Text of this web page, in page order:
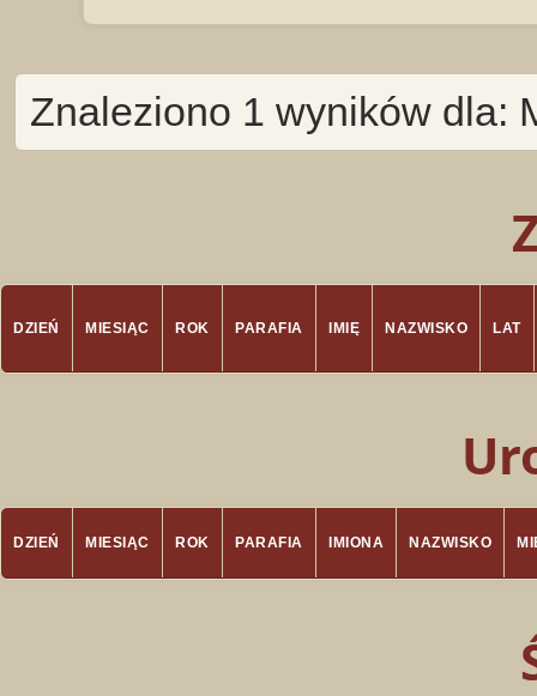
Znaleziono 1 wyników dla:
DZIEŃ MIESIĄC ROK PARAFIA IMIĘ NAZWISKO LAT
DZIEŃ MIESIĄC ROK PARAFIA IMIONA NAZWISKO